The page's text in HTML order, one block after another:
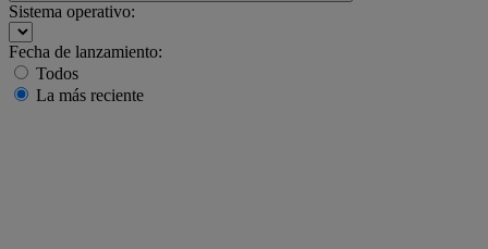
Sistema operativo:
Fecha de lanzamiento:
Todos
La más reciente